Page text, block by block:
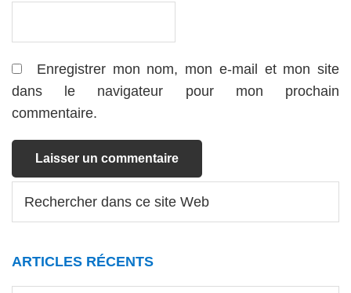
Enregistrer mon nom, mon e-mail et mon site
dans le navigateur pour mon prochain
commentaire.
Barre
latérale
dans
Web
ARTICLES RÉCENTS